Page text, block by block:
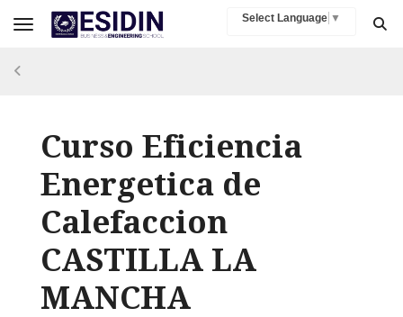
Select Language ▼
Toggle navigation
Curso Eficiencia
Energetica de
Calefaccion
CASTILLA LA
MANCHA